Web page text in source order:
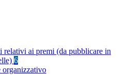
relativi ai premi (da pubblicare in
6
organizzativo